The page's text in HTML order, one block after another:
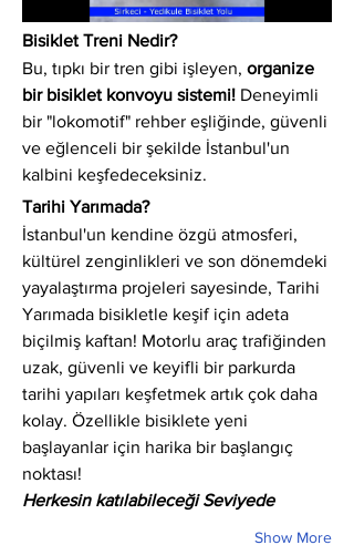
Bisiklet Treni Nedir?
Bu, tıpkı bir tren gibi işleyen, organize
bir bisiklet konvoyu sistemi! Deneyimli
bir "lokomotif" rehber eşliğinde, güvenli
ve eğlenceli bir şekilde İstanbul'un
kalbini keşfedeceksiniz.
Tarihi Yarımada?
İstanbul'un kendine özgü atmosferi,
kültürel zenginlikleri ve son dönemdeki
yayalaştırma projeleri sayesinde, Tarihi
Yarımada bisikletle keşif için adeta
biçilmiş kaftan! Motorlu araç trafiğinden
uzak, güvenli ve keyifli bir parkurda
tarihi yapıları keşfetmek artık çok daha
kolay. Özellikle bisiklete yeni
başlayanlar için harika bir başlangıç
noktası!
Herkesin katılabileceği Seviyede
Show More